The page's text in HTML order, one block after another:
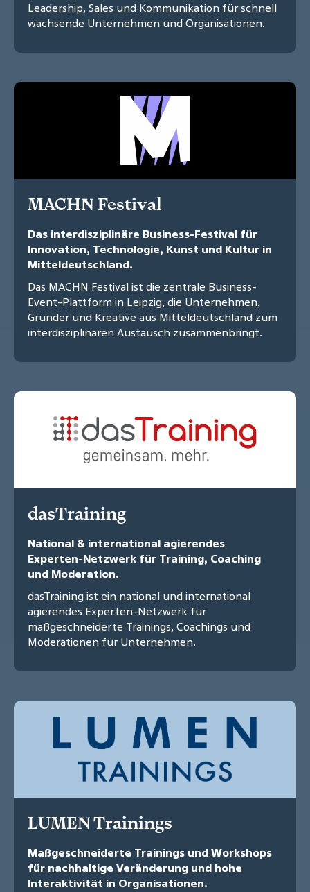
Leadership, Sales und Kommunikation für schnell
wachsende Unternehmen und Organisationen.
MACHN Festival
Das interdisziplinäre Business-Festival für
Innovation, Technologie, Kunst und Kultur in
Mitteldeutschland.
Das MACHN Festival ist die zentrale Business-
Event-Plattform in Leipzig, die Unternehmen,
Gründer und Kreative aus Mitteldeutschland zum
interdisziplinären Austausch zusammenbringt.
dasTraining
National & international agierendes
Experten-Netzwerk für Training, Coaching
und Moderation.
dasTraining ist ein national und international
agierendes Experten-Netzwerk für
maßgeschneiderte Trainings, Coachings und
Moderationen für Unternehmen.
LUMEN Trainings
Maßgeschneiderte Trainings und Workshops
für nachhaltige Veränderung und hohe
Interaktivität in Organisationen.